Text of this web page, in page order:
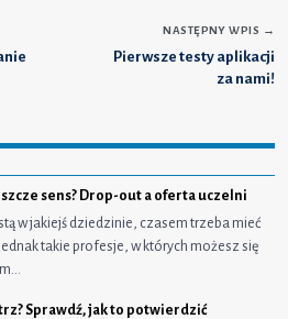
NASTĘPNY WPIS →
Pierwsze testy aplikacji
za nami!
sens? Drop-out a oferta uczelni
w jakiejś dziedzinie, czasem trzeba mieć
takie profesje, w których możesz się
Sprawdź, jak to potwierdzić